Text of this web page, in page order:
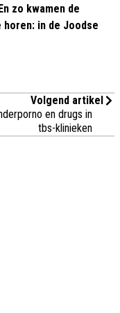
zo kwamen de
horen: in de Joodse
Volgend artikel
en drugs in
tbs-klinieken